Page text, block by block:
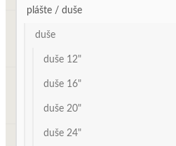
plášte / duše
duše
duše 12"
duše 16"
duše 20"
duše 24"